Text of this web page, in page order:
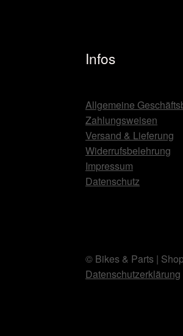
Infos
Allgemeine
Zahlungsweisen
Versand & Lieferung
Widerrufsbelehrung
Impressum
Datenschutz
© Bikes & Parts |
Datenschutzerklärung